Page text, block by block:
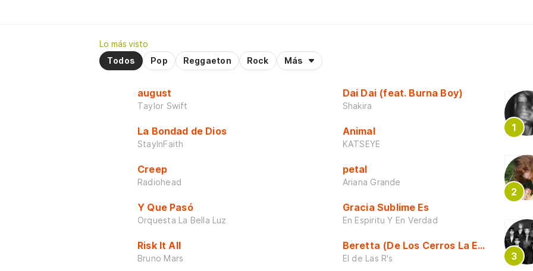
Lo más visto
Todos
Pop Reggaeton Rock Más
august
Taylor Swift
La Bondad de Dios
StayInFaith
Creep
Radiohead
Y Que Pasó
Orquesta La Bella Luz
Risk It All
Bruno Mars
Dai Dai (feat. Burna Boy)
Shakira
Animal
KATSEYE
petal
Ariana Grande
Gracia Sublime Es
En Espiritu Y En Verdad
Beretta (De Los Cerros La Escuela)
El de Las R's